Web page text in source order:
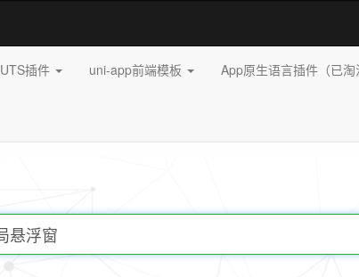
UTS插件 uni-app前端模板 App原生语言插件（已淘